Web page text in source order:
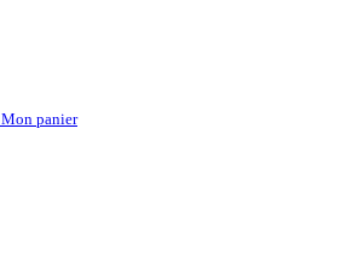
Mon panier